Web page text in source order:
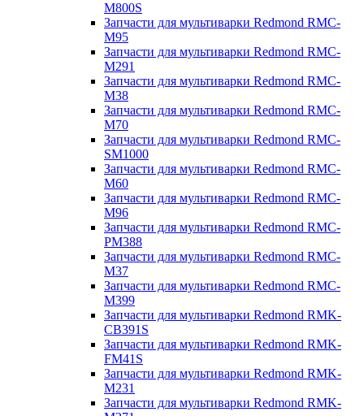
M800S
Запчасти для мультиварки Redmond RMC-
M95
Запчасти для мультиварки Redmond RMC-
M291
Запчасти для мультиварки Redmond RMC-
M38
Запчасти для мультиварки Redmond RMC-
M70
Запчасти для мультиварки Redmond RMC-
SM1000
Запчасти для мультиварки Redmond RMC-
M60
Запчасти для мультиварки Redmond RMC-
M96
Запчасти для мультиварки Redmond RMC-
PM388
Запчасти для мультиварки Redmond RMC-
M37
Запчасти для мультиварки Redmond RMC-
M399
Запчасти для мультиварки Redmond RMK-
CB391S
Запчасти для мультиварки Redmond RMK-
FM41S
Запчасти для мультиварки Redmond RMK-
M231
Запчасти для мультиварки Redmond RMK-